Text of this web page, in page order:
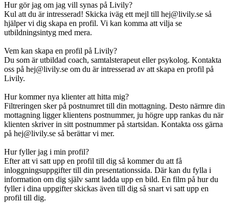
Hur gör jag om jag vill synas på Livily?
Kul att du är intresserad! Skicka iväg ett mejl till hej@livily.se så
hjälper vi dig skapa en profil. Vi kan komma att vilja se
utbildningsintyg med mera.
Vem kan skapa en profil på Livily?
Du som är utbildad coach, samtalsterapeut eller psykolog. Kontakta
oss på hej@livily.se om du är intresserad av att skapa en profil på
Livily.
Hur kommer nya klienter att hitta mig?
Filtreringen sker på postnumret till din mottagning. Desto närmre din
mottagning ligger klientens postnummer, ju högre upp rankas du när
klienten skriver in sitt postnummer på startsidan. Kontakta oss gärna
på hej@livily.se så berättar vi mer.
Hur fyller jag i min profil?
Efter att vi satt upp en profil till dig så kommer du att få
inloggningsuppgifter till din presentationssida. Där kan du fylla i
information om dig själv samt ladda upp en bild. En film på hur du
fyller i dina uppgifter skickas även till dig så snart vi satt upp en
profil till dig.